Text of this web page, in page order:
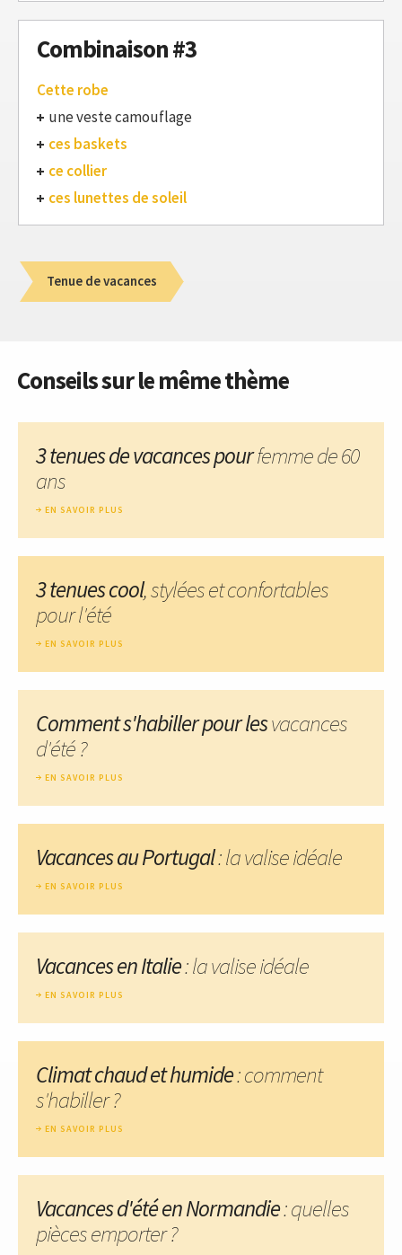
Combinaison #3
Cette robe
une veste camouflage
ces baskets
ce collier
ces lunettes de soleil
Tenue de vacances
Conseils sur le même thème
3 tenues de vacances pourfemme de 60
ans
EN SAVOIR PLUS
3 tenues cool, stylées et confortables
pour l'été
EN SAVOIR PLUS
Comment s'habiller pour lesvacances
d'été ?
EN SAVOIR PLUS
Vacances au Portugal: la valise idéale
EN SAVOIR PLUS
Vacances en Italie: la valise idéale
EN SAVOIR PLUS
Climat chaud et humide: comment
s'habiller ?
EN SAVOIR PLUS
Vacances d'été en Normandie: quelles
pièces emporter ?